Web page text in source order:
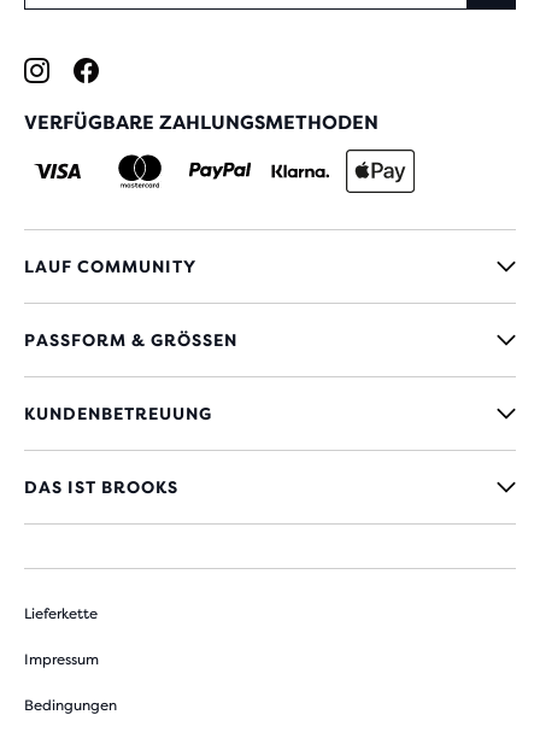
VERFÜGBARE ZAHLUNGSMETHODEN
LAUF COMMUNITY
PASSFORM & GRÖSSEN
KUNDENBETREUUNG
DAS IST BROOKS
Lieferkette
Impressum
Bedingungen